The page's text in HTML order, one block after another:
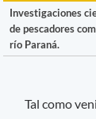
Investigaciones
de pescadores
río Paraná.
Tal como